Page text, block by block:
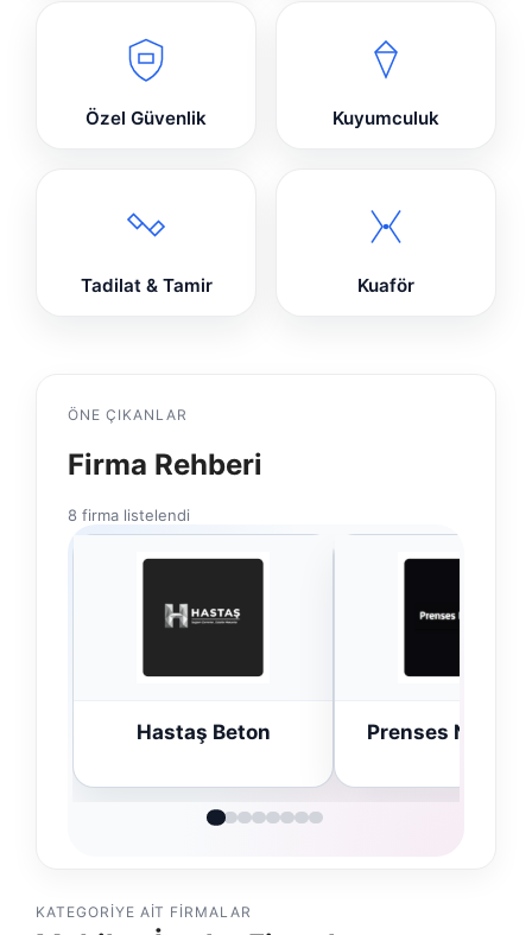
Özel Güvenlik Kuyumculuk
Tadilat & Tamir Kuaför
ÖNE ÇIKANLAR
Firma Rehberi
8 firma listelendi
Hastaş Beton Prenses Night
KATEGORIYE AIT FIRMALAR